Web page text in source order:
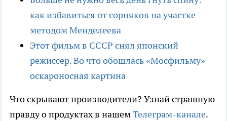
как избавиться от сорняков на участке
методом Менделеева
Этот фильм в СССР снял японский
режиссер. Во что обошлась «Мосфильму»
оскароносная картина
Что скрывают производители? Узнай страшную
правду о продуктах в нашемТелеграм-канале.